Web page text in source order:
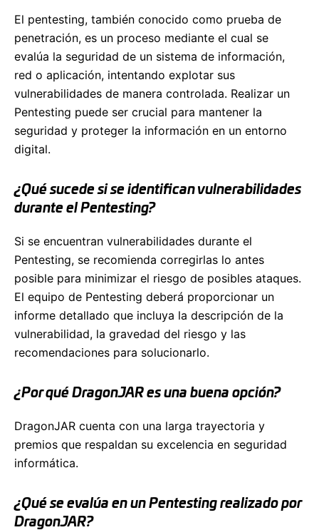
El pentesting, también conocido como prueba de
penetración, es un proceso mediante el cual se
evalúa la seguridad de un sistema de información,
red o aplicación, intentando explotar sus
vulnerabilidades de manera controlada. Realizar un
Pentesting puede ser crucial para mantener la
seguridad y proteger la información en un entorno
digital.
¿Qué sucede si se identifican vulnerabilidades
durante el Pentesting?
Si se encuentran vulnerabilidades durante el
Pentesting, se recomienda corregirlas lo antes
posible para minimizar el riesgo de posibles ataques.
El equipo de Pentesting deberá proporcionar un
informe detallado que incluya la descripción de la
vulnerabilidad, la gravedad del riesgo y las
recomendaciones para solucionarlo.
¿Por qué DragonJAR es una buena opción?
DragonJAR cuenta con una larga trayectoria y
premios que respaldan su excelencia en seguridad
informática.
¿Qué se evalúa en un Pentesting realizado por
DragonJAR?